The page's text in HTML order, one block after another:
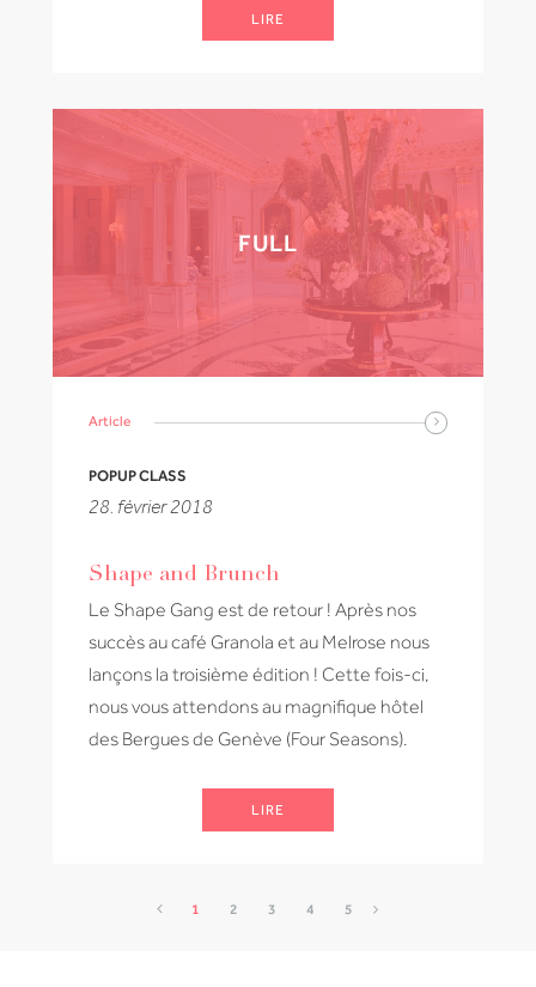
LIRE
FULL
Article
POPUP CLASS
28. février 2018
Shape and Brunch
Le Shape Gang est de retour ! Après nos
succès au café Granola et au Melrose nous
lançons la troisième édition ! Cette fois-ci,
nous vous attendons au magnifique hôtel
des Bergues de Genève (Four Seasons).
LIRE
1 2 3 4 5